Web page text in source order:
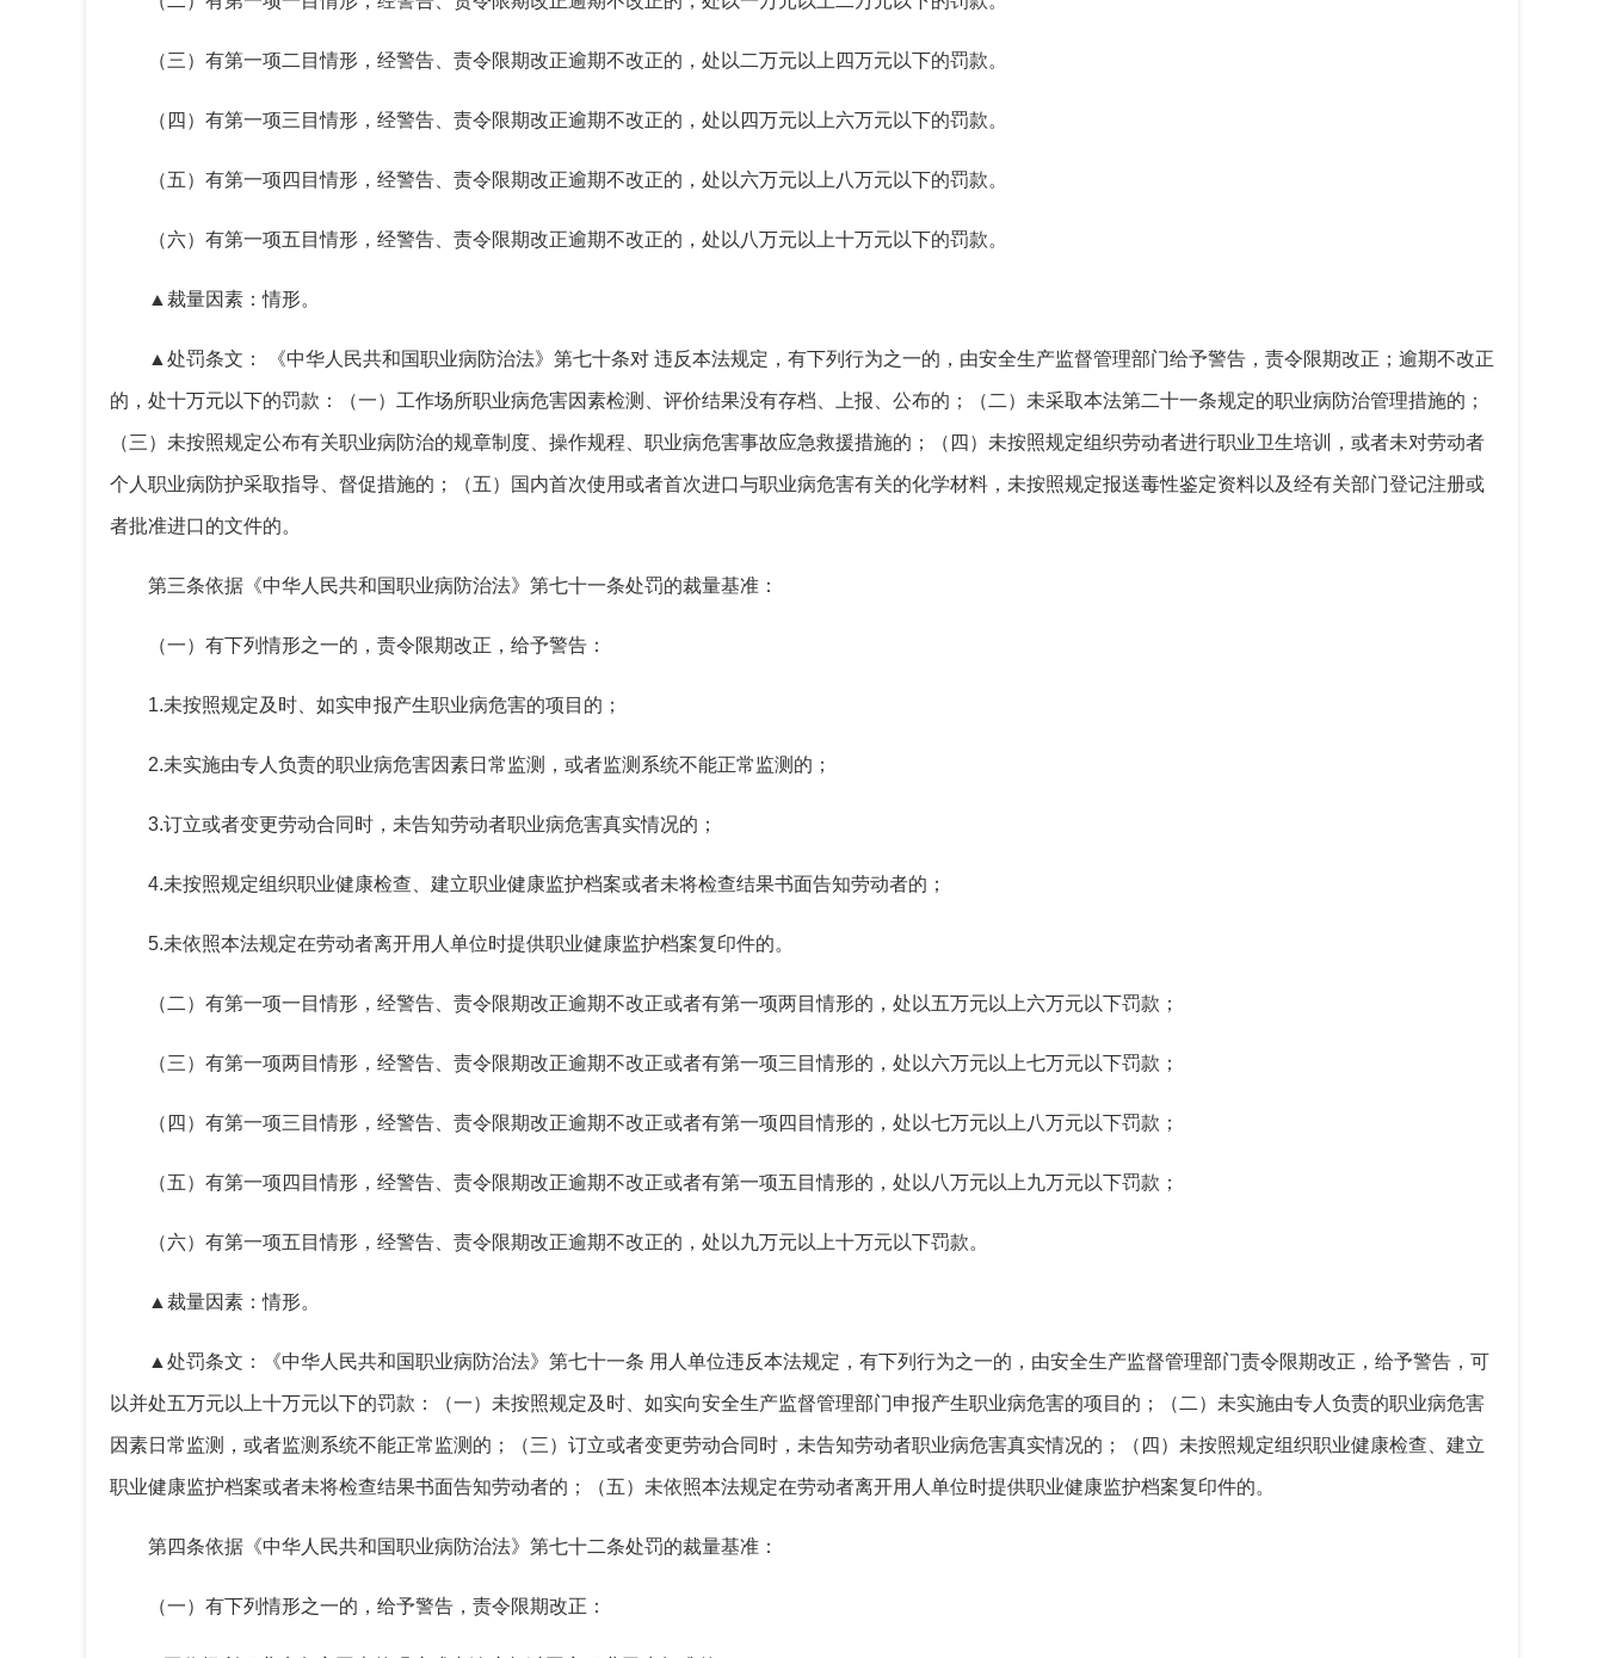
（三）有第一项二目情形，经警告、责令限期改正逾期不改正的，处以二万元以上四万元以下的罚款。
（四）有第一项三目情形，经警告、责令限期改正逾期不改正的，处以四万元以上六万元以下的罚款。
（五）有第一项四目情形，经警告、责令限期改正逾期不改正的，处以六万元以上八万元以下的罚款。
（六）有第一项五目情形，经警告、责令限期改正逾期不改正的，处以八万元以上十万元以下的罚款。
▲裁量因素：情形。
▲处罚条文： 《中华人民共和国职业病防治法》第七十条对 违反本法规定，有下列行为之一的，由安全生产监督管理部门给予警告，责令限期改正；逾期不改正
的，处十万元以下的罚款：（一）工作场所职业病危害因素检测、评价结果没有存档、上报、公布的；（二）未采取本法第二十一条规定的职业病防治管理措施的；
（三）未按照规定公布有关职业病防治的规章制度、操作规程、职业病危害事故应急救援措施的；（四）未按照规定组织劳动者进行职业卫生培训，或者未对劳动者
个人职业病防护采取指导、督促措施的；（五）国内首次使用或者首次进口与职业病危害有关的化学材料，未按照规定报送毒性鉴定资料以及经有关部门登记注册或
者批准进口的文件的。
第三条依据《中华人民共和国职业病防治法》第七十一条处罚的裁量基准：
（一）有下列情形之一的，责令限期改正，给予警告：
1.未按照规定及时、如实申报产生职业病危害的项目的；
2.未实施由专人负责的职业病危害因素日常监测，或者监测系统不能正常监测的；
3.订立或者变更劳动合同时，未告知劳动者职业病危害真实情况的；
4.未按照规定组织职业健康检查、建立职业健康监护档案或者未将检查结果书面告知劳动者的；
5.未依照本法规定在劳动者离开用人单位时提供职业健康监护档案复印件的。
（二）有第一项一目情形，经警告、责令限期改正逾期不改正或者有第一项两目情形的，处以五万元以上六万元以下罚款；
（三）有第一项两目情形，经警告、责令限期改正逾期不改正或者有第一项三目情形的，处以六万元以上七万元以下罚款；
（四）有第一项三目情形，经警告、责令限期改正逾期不改正或者有第一项四目情形的，处以七万元以上八万元以下罚款；
（五）有第一项四目情形，经警告、责令限期改正逾期不改正或者有第一项五目情形的，处以八万元以上九万元以下罚款；
（六）有第一项五目情形，经警告、责令限期改正逾期不改正的，处以九万元以上十万元以下罚款。
▲裁量因素：情形。
▲处罚条文：《中华人民共和国职业病防治法》第七十一条 用人单位违反本法规定，有下列行为之一的，由安全生产监督管理部门责令限期改正，给予警告，可
以并处五万元以上十万元以下的罚款：（一）未按照规定及时、如实向安全生产监督管理部门申报产生职业病危害的项目的；（二）未实施由专人负责的职业病危害
因素日常监测，或者监测系统不能正常监测的；（三）订立或者变更劳动合同时，未告知劳动者职业病危害真实情况的；（四）未按照规定组织职业健康检查、建立
职业健康监护档案或者未将检查结果书面告知劳动者的；（五）未依照本法规定在劳动者离开用人单位时提供职业健康监护档案复印件的。
第四条依据《中华人民共和国职业病防治法》第七十二条处罚的裁量基准 ：
（一） 有下列情形之一的，给予警告，责令限期改正：